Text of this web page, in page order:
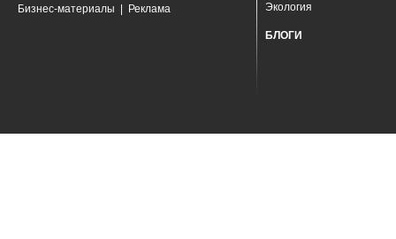
Бизнес-материалы Реклама
Экология
БЛОГИ